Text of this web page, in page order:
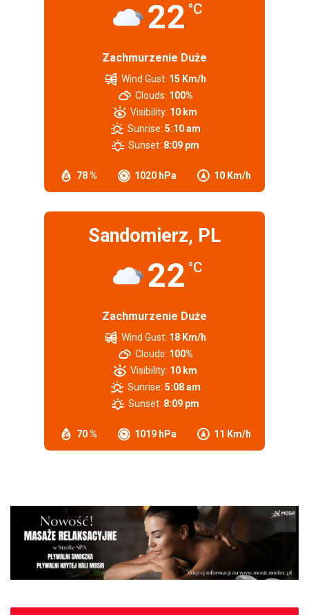
22 °C
Zachmurzenie Duże
78 % 1020 hPa 10 Km/h
Wind Gust: 15 Km/h
Clouds: 100%
Visibility: 10 km
Sunrise: 5:10 am
Sunset: 8:09 pm
Sandomierz, PL
22 °C
Zachmurzenie Duże
70 % 1019 hPa 11 Km/h
Wind Gust: 18 Km/h
Clouds: 100%
Visibility: 10 km
Sunrise: 5:08 am
Sunset: 8:09 pm